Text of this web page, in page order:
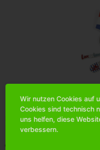
Bittemelden Sie sich an, um
Produkt zu erhalten.
Wir nutzen Cookies auf
Cookies sind technisch
uns helfen, diese
verbessern.